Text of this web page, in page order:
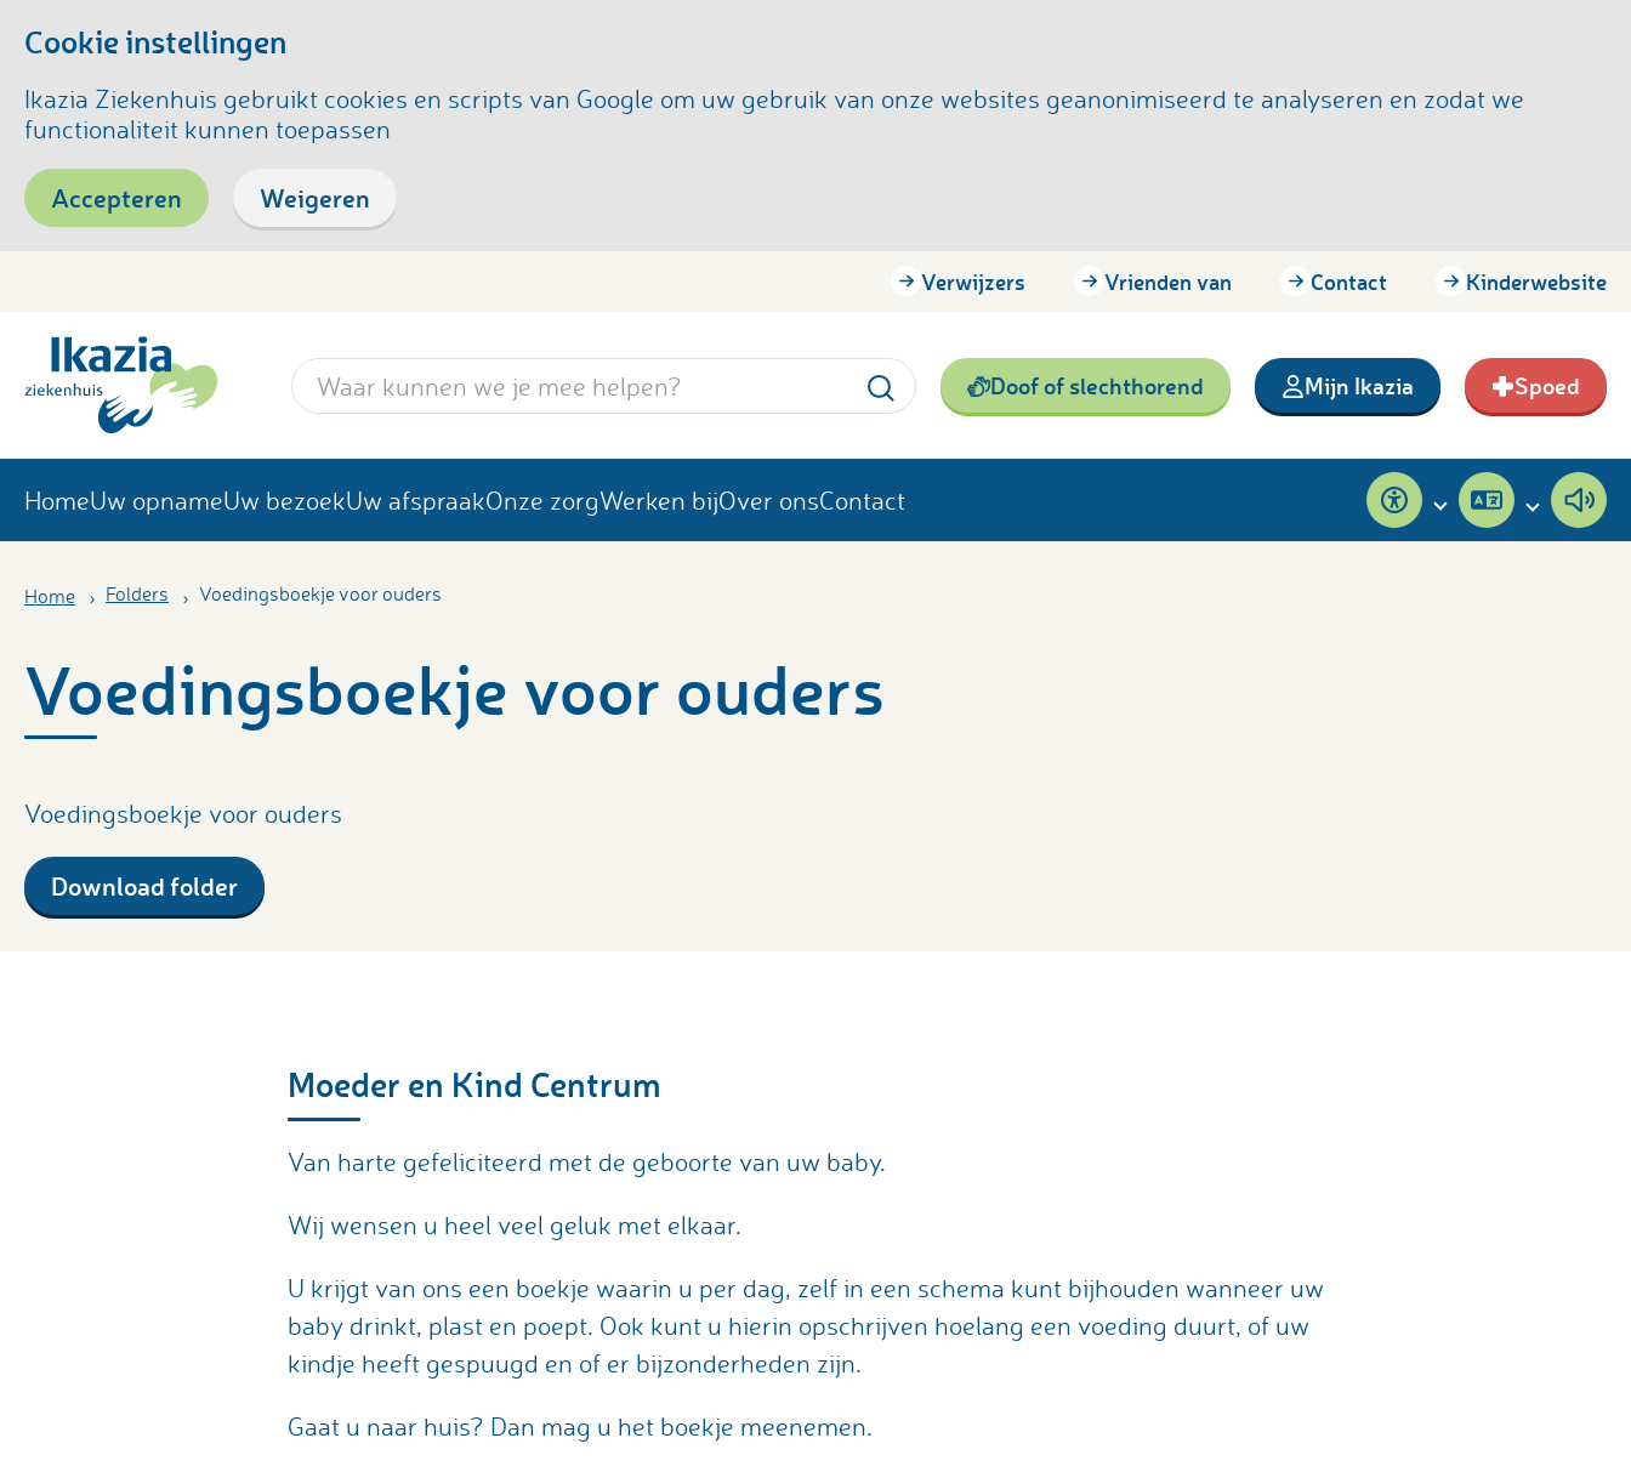
Cookie instellingen
Ikazia Ziekenhuis gebruikt cookies en scripts van Google om uw gebruik van onze websites geanonimiseerd te analyseren en zodat we
functionaliteit kunnen toepassen
Accepteren Weigeren
Verwijzers Vrienden van Contact Kinderwebsite
Zoekwoord Doof of slechthorend Mijn Ikazia Spoed
HomeUw opnameUw bezoekUw afspraakOnze zorgWerken bijOver onsContact Toegankelijkheid
Pagina
vertalen
Home Folders Voedingsboekje voor ouders
Voedingsboekje voor ouders
Voedingsboekje voor ouders
Download folder
Moeder en Kind Centrum
Van harte gefeliciteerd met de geboorte van uw baby.
Wij wensen u heel veel geluk met elkaar.
U krijgt van ons een boekje waarin u per dag, zelf in een schema kunt bijhouden wanneer uw
baby drinkt, plast en poept. Ook kunt u hierin opschrijven hoelang een voeding duurt, of uw
kindje heeft gespuugd en of er bijzonderheden zijn.
Gaat u naar huis? Dan mag u het boekje meenemen.